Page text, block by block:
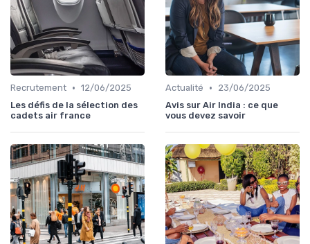
Recrutement • 12/06/2025
Les défis de la sélection des
cadets air france
Actualité •
23/06/2025
Avis sur Air India : ce que
vous devez savoir